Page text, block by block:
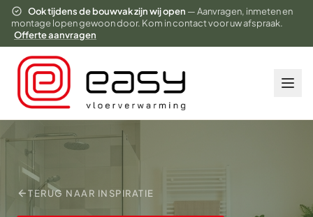
Ook tijdens de bouwvak zijn wij open — Aanvragen, inmeten en
montage lopen gewoon door. Kom in contact voor uw afspraak.
Offerte aanvragen
TERUG NAAR INSPIRATIE